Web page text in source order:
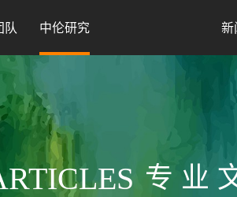
队 中伦研究 新
专业